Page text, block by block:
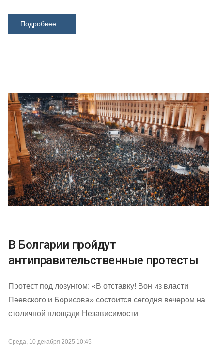
Подробнее ...
В Болгарии пройдут
антиправительственные протесты
Протест под лозунгом: «В отставку! Вон из власти
Пеевского и Борисова» состоится сегодня вечером на
столичной площади Независимости.
Среда, 10 декабря 2025 10:45